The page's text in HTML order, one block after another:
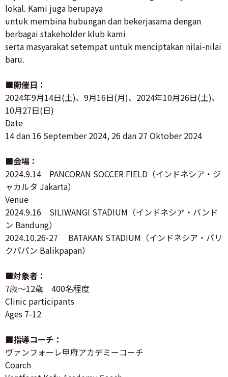
lokal. Kami juga berupaya
untuk membina hubungan dan bekerjasama dengan
berbagai stakeholder klub kami
serta masyarakat setempat untuk menciptakan nilai-nilai
baru.
■開催日：
2024年9月14日(土)、9月16日(月)、2024年10月26日(土)、
10月27日(日)
Date
14 dan 16 September 2024, 26 dan 27 Oktober 2024
■会場：
2024.9.14 PANCORAN SOCCER FIELD（インドネシア・ジ
ャカルタ Jakarta）
Venue
2024.9.16 SILIWANGI STADIUM（インドネシア・バンド
ン Bandung）
2024.10.26-27 BATAKAN STADIUM（インドネシア・バリ
クパパン Balikpapan）
■対象者：
7歳～12歳 400名程度
Clinic participants
Ages 7-12
■指導コーチ：
ヴァンフォーレ甲府アカデミーコーチ
Coarch